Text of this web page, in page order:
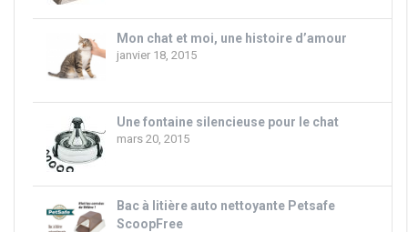
Mon chat et moi, une histoire d’amour
janvier 18, 2015
Une fontaine silencieuse pour le chat
mars 20, 2015
Bac à litière auto nettoyante Petsafe
ScoopFree